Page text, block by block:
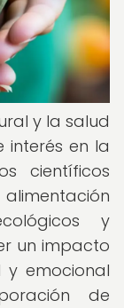
y la salud
interés en la
científicos
y
un impacto
y emocional
de